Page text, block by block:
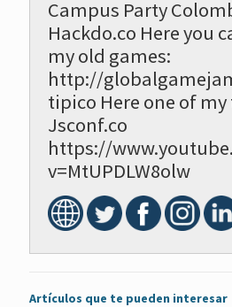
Campus Party
Hackdo.co Here you
my old games:
http://
tipico Here one of
Jsconf.co
https://
v=MtUPDLW8olw
Artículos que te pueden interesar